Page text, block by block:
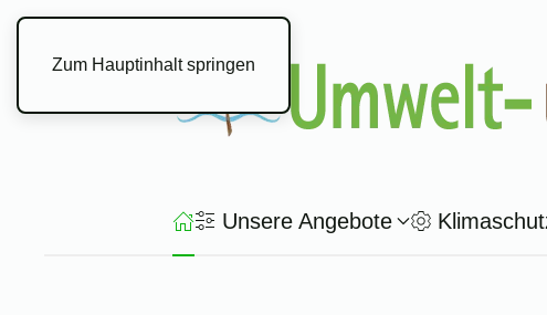
Zum Hauptinhalt springen
Unsere Angebote